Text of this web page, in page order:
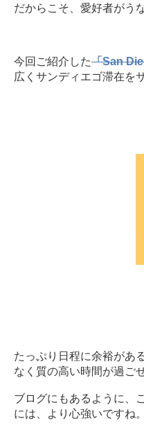
だからこそ、愛好者がう
今回ご紹介した「San
広くサンディエゴ滞在を
たっぷり日程に余裕があ
なく質の高い時間が過ご
ブログにもあるように、
には、より心強いですね。